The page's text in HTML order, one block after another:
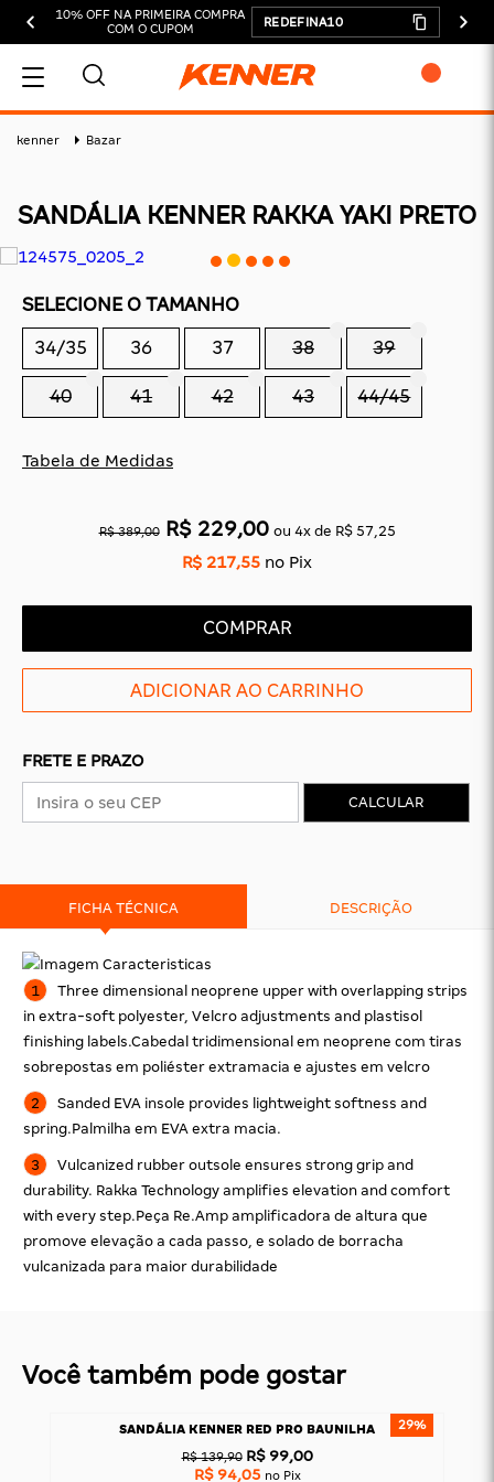
10% OFF NA PRIMEIRA COMPRA
COM O CUPOM
REDEFINA10
SLIDES
SUBTOTAL:
DESCONTOS:
TOTAL:
kenner Bazar
SANDÁLIA KENNER RAKKA YAKI PRETO
SELECIONE O TAMANHO
34/35 36 37 38 39
40 41 42 43 44/45
Tabela de Medidas
R$ 389,00 R$ 229,00 ou 4xde R$ 57,25
R$ 217,55 no Pix
COMPRAR
FRETE E PRAZO
CALCULAR
FICHA TÉCNICA DESCRIÇÃO
Three dimensional neoprene upper with overlapping strips
in extra-soft polyester, Velcro adjustments and plastisol
finishing labels.Cabedal tridimensional em neoprene com tiras
sobrepostas em poliéster extramacia e ajustes em velcro
Sanded EVA insole provides lightweight softness and
spring.Palmilha em EVA extra macia.
Vulcanized rubber outsole ensures strong grip and
durability. Rakka Technology amplifies elevation and comfort
with every step.Peça Re.Amp amplificadora de altura que
promove elevação a cada passo, e solado de borracha
vulcanizada para maior durabilidade
Você também pode gostar
29%
SANDÁLIA KENNER RED PRO BAUNILHA
R$ 139,90 R$ 99,00
R$ 94,05 no Pix